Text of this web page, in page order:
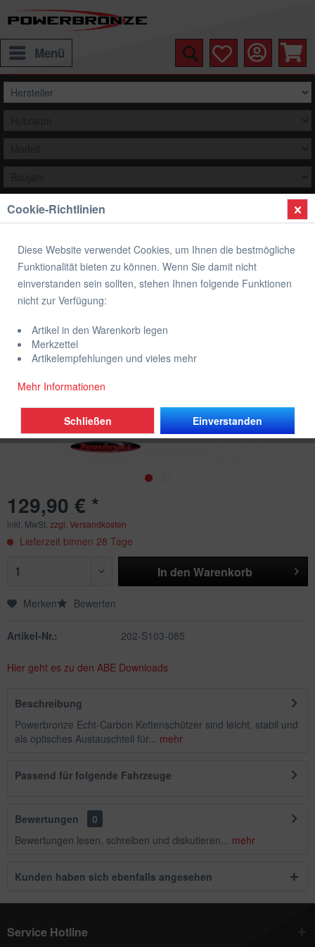
Menü
Auswählen
Übersicht Kettenschützer
Kettenschützer SUZUKI
129,90 € *
inkl. MwSt. zzgl. Versandkosten
Lieferzeit binnen 28 Tage
In den Warenkorb
Merken Bewerten
Artikel-Nr.: 202-S103-085
Hier geht es zu den ABE Downloads
Beschreibung
Powerbronze Echt-Carbon Kettenschützer sind leicht, stabil und
als optisches Austauschteil für... mehr
Passend für folgende Fahrzeuge
Bewertungen
0
Bewertungen lesen, schreiben und diskutieren... mehr
Kunden haben sich ebenfalls angesehen
Service Hotline
Cookie-Richtlinien
Diese Website verwendet Cookies, um Ihnen die bestmögliche
Funktionalität bieten zu können. Wenn Sie damit nicht
einverstanden sein sollten, stehen Ihnen folgende Funktionen
nicht zur Verfügung:
Artikel in den Warenkorb legen
Merkzettel
Artikelempfehlungen und vieles mehr
Mehr Informationen
Einverstanden
Schließen